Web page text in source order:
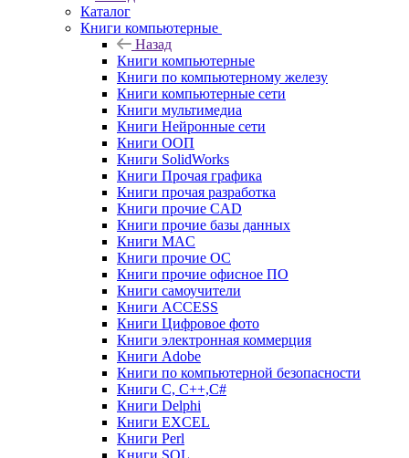
Каталог
Книги компьютерные
Назад
Книги компьютерные
Книги по компьютерному железу
Книги компьютерные сети
Книги мультимедиа
Книги Нейронные сети
Книги ООП
Книги SolidWorks
Книги Прочая графика
Книги прочая разработка
Книги прочие CAD
Книги прочие базы данных
Книги MAC
Книги прочие ОС
Книги прочие офисное ПО
Книги самоучители
Книги ACCESS
Книги Цифровое фото
Книги электронная коммерция
Книги Adobe
Книги по компьютерной безопасности
Книги C, C++,С#
Книги Delphi
Книги EXCEL
Книги Perl
Книги SQL